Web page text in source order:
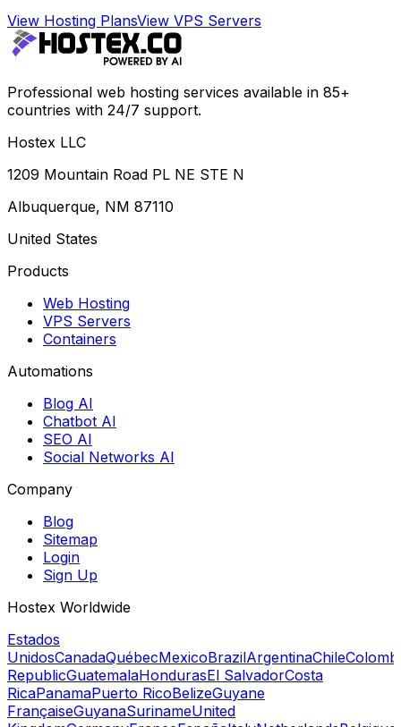
View Hosting PlansView VPS Servers
Professional web hosting services available in 85+
countries with 24/7 support.
Hostex LLC
1209 Mountain Road PL NE STE N
Albuquerque, NM 87110
United States
Products
Web Hosting
VPS Servers
Containers
Automations
Blog AI
Chatbot AI
SEO AI
Social Networks AI
Company
Blog
Sitemap
Login
Sign Up
Hostex Worldwide
Estados
UnidosCanadaQuébecMexicoBrazilArgentinaChile
RepublicGuatemalaHondurasEl SalvadorCosta
RicaPanamaPuerto RicoBelizeGuyane
FrançaiseGuyanaSurinameUnited